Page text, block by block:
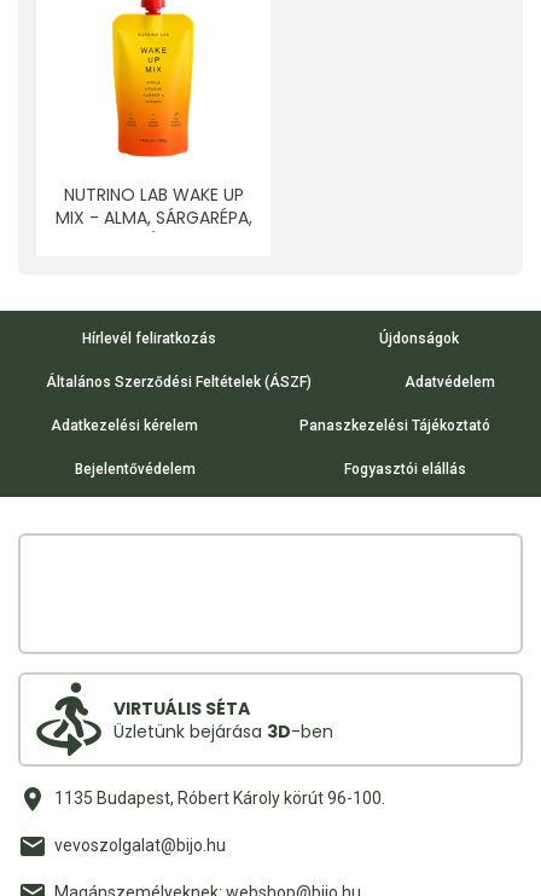
NUTRINO LAB WAKE UP
MIX - ALMA, SÁRGARÉPA,
Hírlevél feliratkozás Újdonságok
Általános Szerződési Feltételek (ÁSZF) Adatvédelem
Adatkezelési kérelem Panaszkezelési Tájékoztató
Bejelentővédelem Fogyasztói elállás
VIRTUÁLIS SÉTA
Üzletünk bejárása 3D-ben
1135 Budapest, Róbert Károly körút 96-100.
vevoszolgalat@bijo.hu